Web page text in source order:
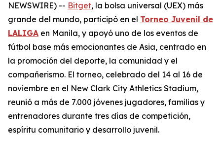
NEWSWIRE) -- Bitget, la bolsa universal (UEX) más
grande del mundo, participó en el Torneo Juvenil de
LALIGA en Manila, y apoyó uno de los eventos de
fútbol base más emocionantes de Asia, centrado en
la promoción del deporte, la comunidad y el
compañerismo. El torneo, celebrado del 14 al 16 de
noviembre en el New Clark City Athletics Stadium,
reunió a más de 7.000 jóvenes jugadores, familias y
entrenadores durante tres días de competición,
espíritu comunitario y desarrollo juvenil.